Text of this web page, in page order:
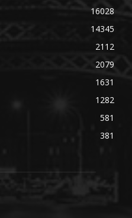
16028
14345
2112
2079
1631
1282
581
381